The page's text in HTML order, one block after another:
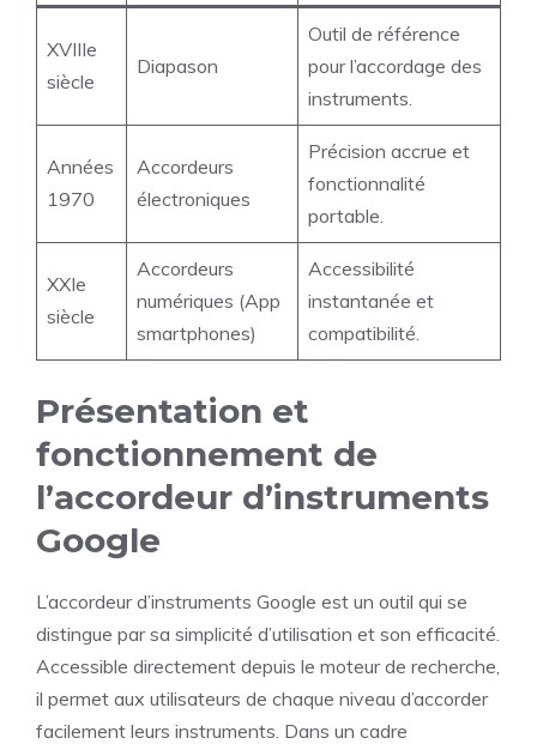
XVIIIe
siècle
Diapason
Outil de référence
pour l’accordage des
instruments.
Années
1970
Accordeurs
électroniques
Précision accrue et
fonctionnalité
portable.
XXIe
siècle
Accordeurs
numériques (App
smartphones)
Accessibilité
instantanée et
compatibilité.
Présentation et
fonctionnement de
l’accordeur d’instruments
Google
L’accordeur d’instruments Google est un outil qui se
distingue par sa simplicité d’utilisation et son efficacité.
Accessible directement depuis le moteur de recherche,
il permet aux utilisateurs de chaque niveau d’accorder
facilement leurs instruments. Dans un cadre